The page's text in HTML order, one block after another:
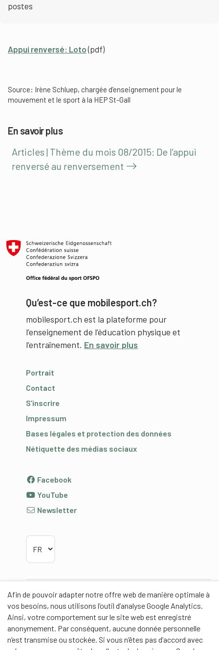
Afin de pouvoir adapter notre offre web de manière optimale à
vos besoins, nous utilisons l’outil d’analyse Google Analytics.
Ainsi, votre comportement sur le site web est enregistré
anonymement. Par conséquent, aucune donnée personnelle
n’est transmise ou stockée. Si vous n’êtes pas d’accord avec
postes
Appui renversé: Loto(pdf)
Source: Irène Schluep, chargée d’enseignement pour le
mouvement et le sport à la HEP St-Gall
En savoir plus
Articles | Thème du mois 08/2015: De l’appui
renversé au renversement
Qu’est-ce que mobilesport.ch?
mobilesport.ch est la plateforme pour
l’enseignement de l’éducation physique et
l’entraînement. En savoir plus
Portrait
Contact
S’inscrire
Impressum
Bases légales et protection des données
Nétiquette des médias sociaux
Facebook
YouTube
Newsletter
Partenaires